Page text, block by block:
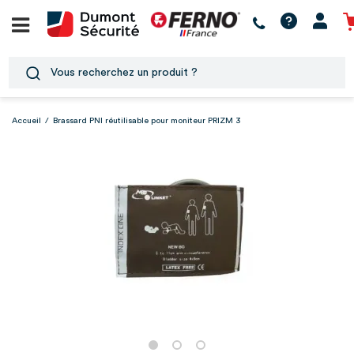
Accueil / Brassard PNI réutilisable pour moniteur PRIZM 3